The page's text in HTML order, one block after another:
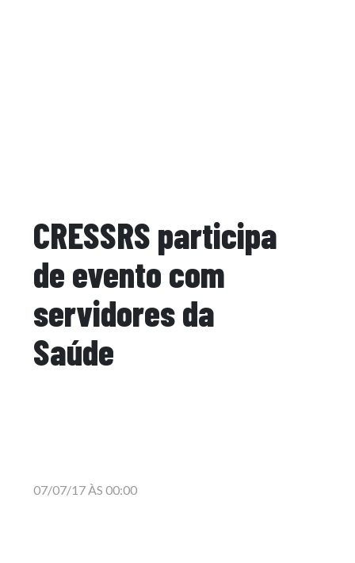
CRESSRS participa
de evento com
servidores da
Saúde
07/07/17 ÀS 00:00